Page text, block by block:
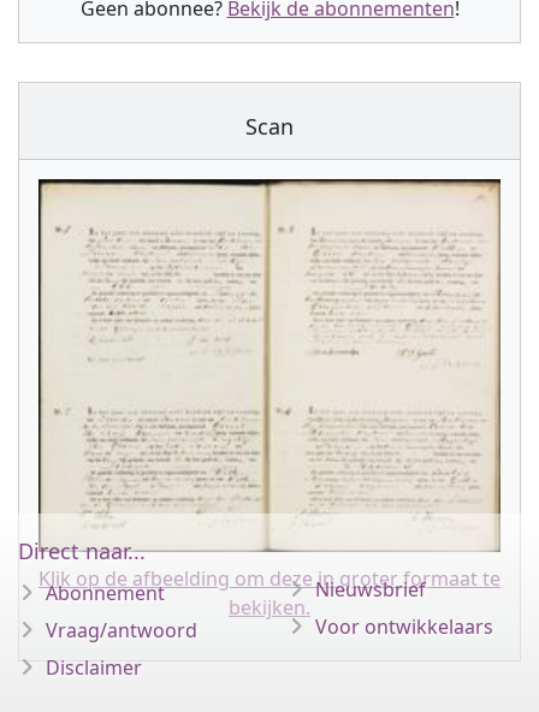
Geen abonnee? Bekijk de abonnementen!
Scan
Klik op de afbeelding om deze in groter formaat te
bekijken.
Direct naar...
Abonnement
Vraag/antwoord
Disclaimer
Nieuwsbrief
Voor ontwikkelaars